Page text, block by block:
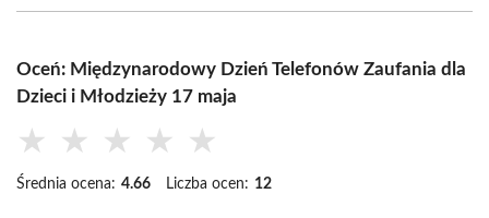
Oceń: Międzynarodowy Dzień Telefonów Zaufania dla
Dzieci i Młodzieży 17 maja
★ ★ ★ ★ ★
Średnia ocena: 4.66 Liczba ocen: 12